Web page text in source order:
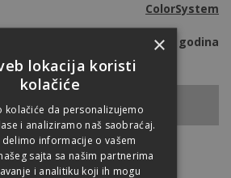
ColorSystem
50 godina
NA CREPOVE
×
lokacija koristi
kolačiće
kolačiće da personalizujemo
i analiziramo naš saobraćaj.
delimo informacije o vašem
sajta sa našim partnerima
i analitiku koji ih mogu